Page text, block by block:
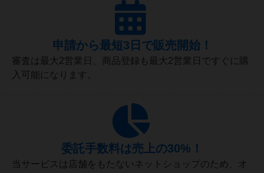
申請から最短3日で販売開始！
審査は最大2営業日、商品登録も最大2営業日ですぐに購
入可能になります。
委託手数料は売上の30%！
当サービスは店舗をもたないネットショップのため、オ